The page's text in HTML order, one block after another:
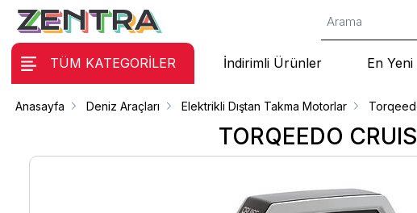
TÜM KATEGORİLER İndirimli Ürünler En
TORQEEDO
Anasayfa Deniz Araçları Elektrikli Dıştan Takma Motorlar